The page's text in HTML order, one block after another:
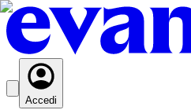
Accedi